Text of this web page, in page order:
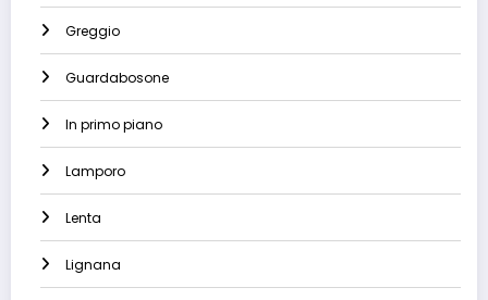
Greggio
Guardabosone
In primo piano
Lamporo
Lenta
Lignana